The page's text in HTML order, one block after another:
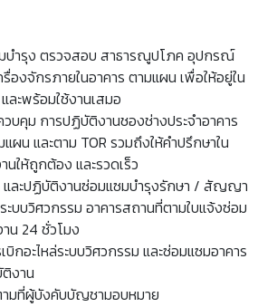
บำรุง ตรวจสอบ สาธารณูปโภค อุปกรณ์
รื่องจักรภายในอาคาร ตามแผน เพื่อให้อยู่ใน
ะพร้อมใช้งานเสมอ
บคุม การปฏิบัติงานชองช่างประจำอาคาร
แผน และตาม TOR รวมถึงให้คำปรึกษาใน
ให้ถูกต้อง และรวดเร็ว
และปฏิบัติงานซ่อมแซมบำรุงรักษา / สัญญา
ะบบวิศวกรรม อาคารสถานที่ตามใบแจ้งซ่อม
น 24 ชั่วโมง
บิกอะไหล่ระบบวิศวกรรม และซ่อมแซมอาคาร
งาน
มที่ผู้บังคับบัญชามอบหมาย